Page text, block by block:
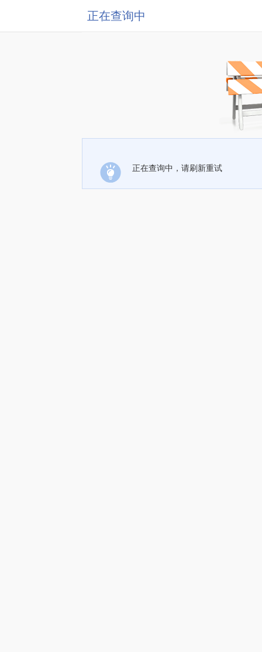
正在查询中
正在查询中，请刷新重试